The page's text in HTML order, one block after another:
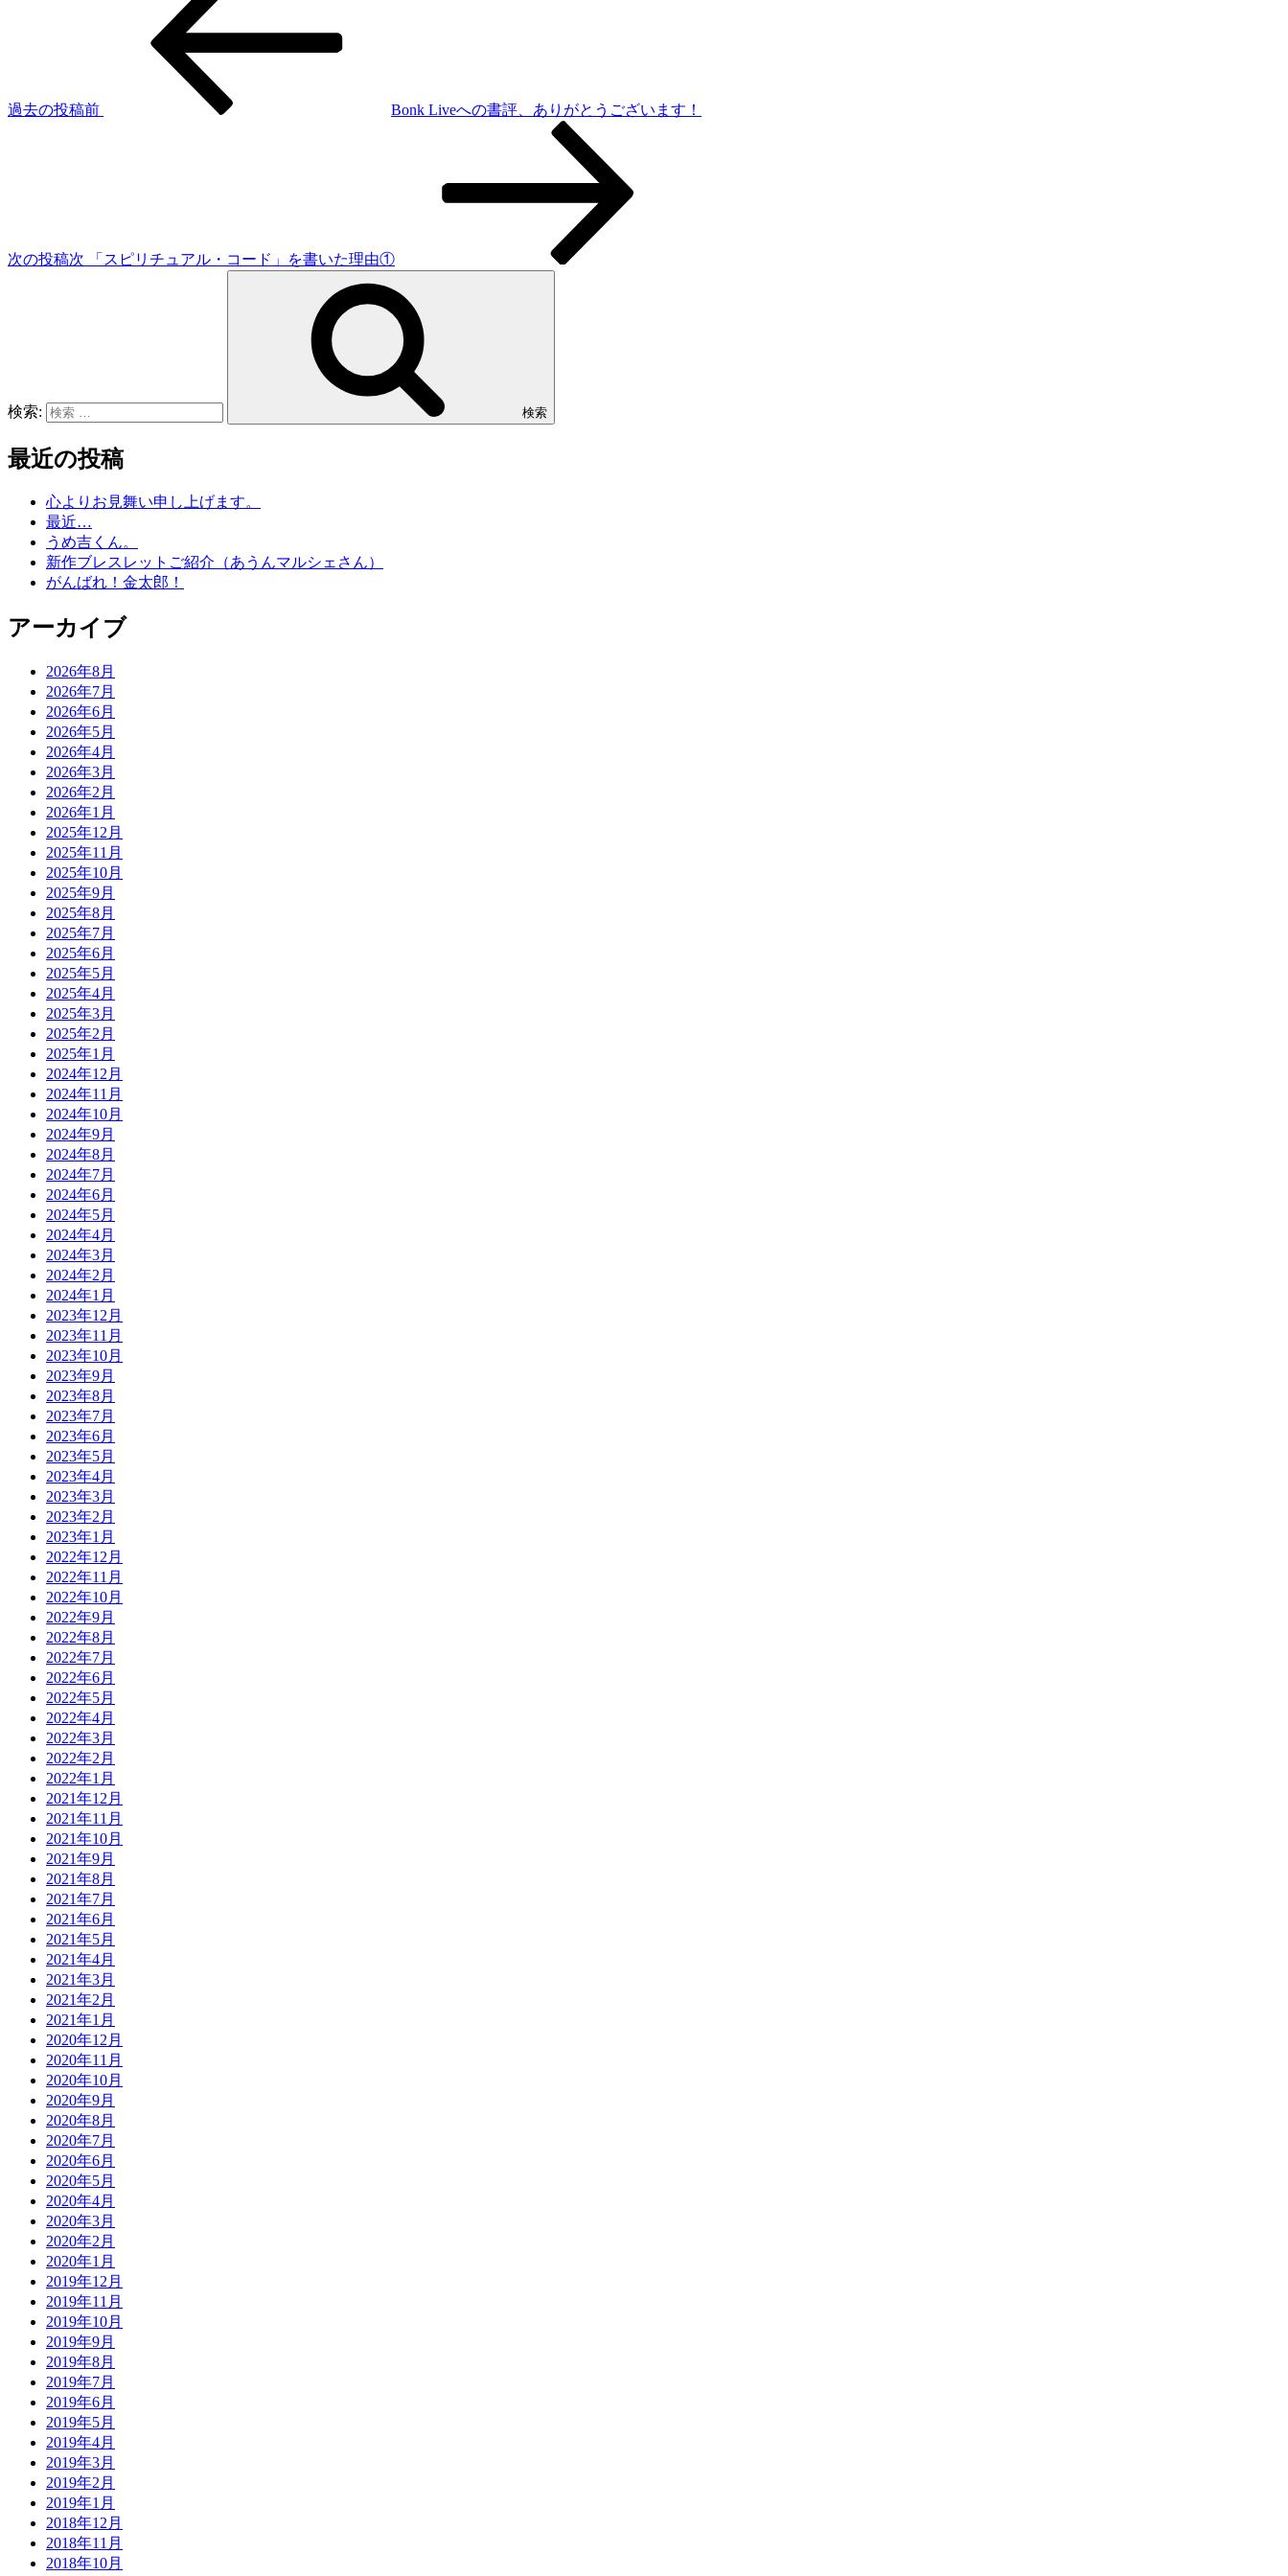
過去の投稿前 Bonk Liveへの書評、ありがとうございます！
次の投稿次 「スピリチュアル・コード」を書いた理由①
検索: 検索
最近の投稿
心よりお見舞い申し上げます。
最近…
うめ吉くん。
新作ブレスレットご紹介（あうんマルシェさん）
がんばれ！金太郎！
アーカイブ
2026年8月
2026年7月
2026年6月
2026年5月
2026年4月
2026年3月
2026年2月
2026年1月
2025年12月
2025年11月
2025年10月
2025年9月
2025年8月
2025年7月
2025年6月
2025年5月
2025年4月
2025年3月
2025年2月
2025年1月
2024年12月
2024年11月
2024年10月
2024年9月
2024年8月
2024年7月
2024年6月
2024年5月
2024年4月
2024年3月
2024年2月
2024年1月
2023年12月
2023年11月
2023年10月
2023年9月
2023年8月
2023年7月
2023年6月
2023年5月
2023年4月
2023年3月
2023年2月
2023年1月
2022年12月
2022年11月
2022年10月
2022年9月
2022年8月
2022年7月
2022年6月
2022年5月
2022年4月
2022年3月
2022年2月
2022年1月
2021年12月
2021年11月
2021年10月
2021年9月
2021年8月
2021年7月
2021年6月
2021年5月
2021年4月
2021年3月
2021年2月
2021年1月
2020年12月
2020年11月
2020年10月
2020年9月
2020年8月
2020年7月
2020年6月
2020年5月
2020年4月
2020年3月
2020年2月
2020年1月
2019年12月
2019年11月
2019年10月
2019年9月
2019年8月
2019年7月
2019年6月
2019年5月
2019年4月
2019年3月
2019年2月
2019年1月
2018年12月
2018年11月
2018年10月